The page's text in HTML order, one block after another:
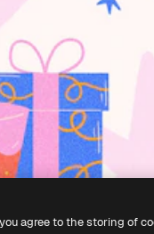
agree to the storing of